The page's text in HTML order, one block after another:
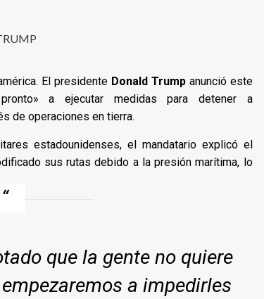
El presidente Donald Trumpanunció este
a ejecutar medidas para detener a
de operaciones en tierra.
estadounidenses, el mandatario explicó el
sus rutas debido a la presión marítima, lo
que la gente no quiere
a impedirles